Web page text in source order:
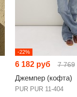
-22%
6 182 руб 7 769
Джемпер (кофта)
PUR PUR 11-404